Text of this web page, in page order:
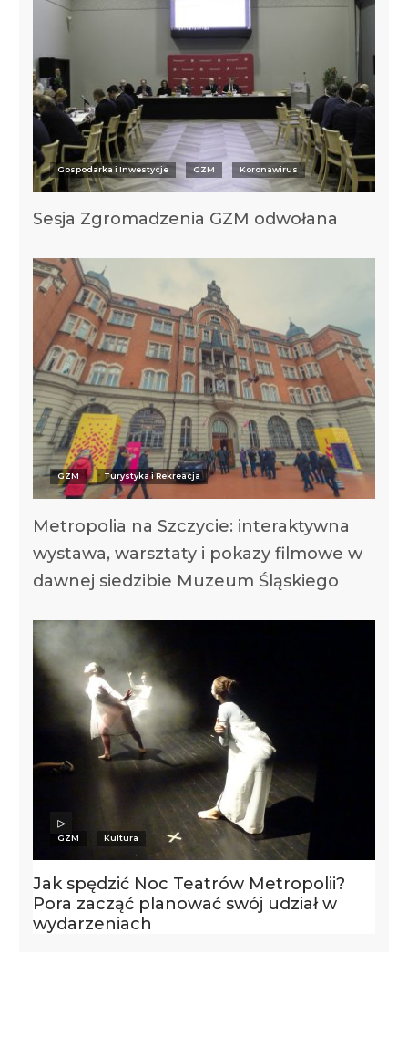
Gospodarka i Inwestycje GZM Koronawirus
Sesja Zgromadzenia GZM odwołana
GZM Turystyka i Rekreacja
Metropolia na Szczycie: interaktywna
wystawa, warsztaty i pokazy filmowe w
dawnej siedzibie Muzeum Śląskiego
GZM Kultura
Jak spędzić Noc Teatrów Metropolii?
Pora zacząć planować swój udział w
wydarzeniach